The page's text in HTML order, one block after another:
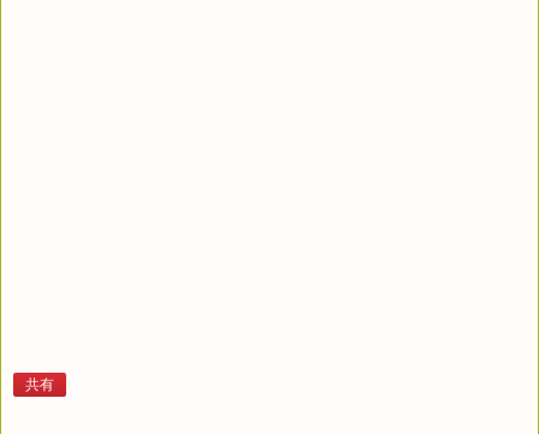
共有